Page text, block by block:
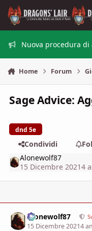
Vai al contenuto
Nuova procedura
Home Forum
Sage Advice:
dnd 5e
Condividi
Alonewolf87
15 Dicembre 20214
Alonewolf87
15 Dicembre 20214